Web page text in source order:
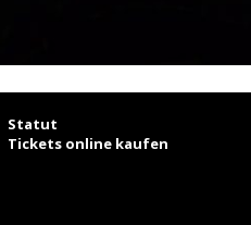
Statut
Tickets online kaufen